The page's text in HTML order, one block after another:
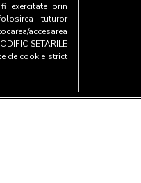
exercitate prin
tuturor
accesarea
SETARILE
de cookie strict